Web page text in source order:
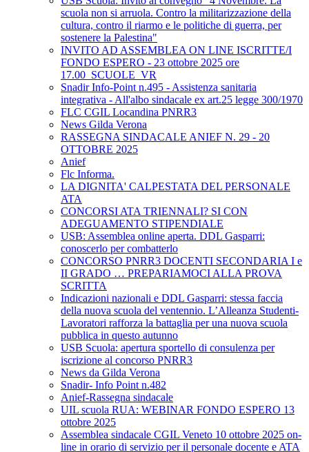
scuola non si arruola. Contro la militarizzazione della
cultura, contro il riarmo e le politiche di guerra, per
sostenere la Palestina"
INVITO AD ASSEMBLEA ON LINE ISCRITTE/I
FONDO ESPERO - 23 ottobre 2025 ore
17.00_SCUOLE_VR
Snadir Info-Point n.495 - Assistenza sanitaria
integrativa - All'albo sindacale ex art.25 legge 300/1970
FLC CGIL Locandina PNRR3
News Gilda Verona
RASSEGNA SINDACALE ANIEF N. 29 - 20
OTTOBRE 2025
Anief
Flc Informa.
LA DIGNITA' CALPESTATA DEL PERSONALE
ATA
CONCORSI ATA TRIENNALI? SI CON
ADEGUAMENTO STIPENDIALE
USB: Assemblea online aperta. DDL Gasparri:
conoscerlo per combatterlo
CONCORSO PNRR3 DOCENTI SECONDARIA I e
II GRADO … PREPARIAMOCI ALLA PROVA
SCRITTA
Indicazioni nazionali e DDL Gasparri: stessa faccia
della nuova scuola del ventennio. L’Alleanza Studenti-
Lavoratori rafforza la battaglia per una nuova scuola
pubblica in questo autunno
USB Scuola: apertura sportello di consulenza per
iscrizione al concorso PNRR3
News da Gilda Verona
Snadir- Info Point n.482
Anief-Rassegna sindacale
UIL scuola RUA: WEBINAR FONDO ESPERO 13
ottobre 2025
Assemblea sindacale CGIL Veneto 10 ottobre 2025 on-
line in orario di servizio per il personale docente e ATA